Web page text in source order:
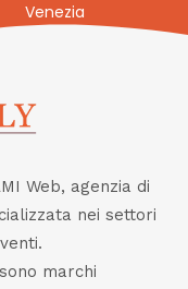
Venezia
Web, agenzia di
nei settori
marchi